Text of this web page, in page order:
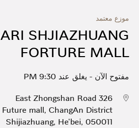
موزع معتمد
SHJIAZHUANG
FORTURE MALL
مفتوح الآن - يغلق عند 9:30 PM
326 East Zhongshan Road
Future mall, ChangAn District
Shijiazhuang, He'bei, 050011